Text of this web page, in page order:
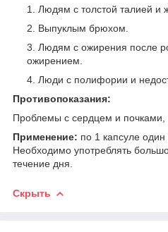
Людям с толстой талией и
Выпуклым брюхом.
Людям с ожирения после
ожирением.
Люди с полифории и
Противопоказания:
Проблемы с сердцем и
Применение: по 1 капсуле
Необходимо употреблять
течение дня.
Скрыть